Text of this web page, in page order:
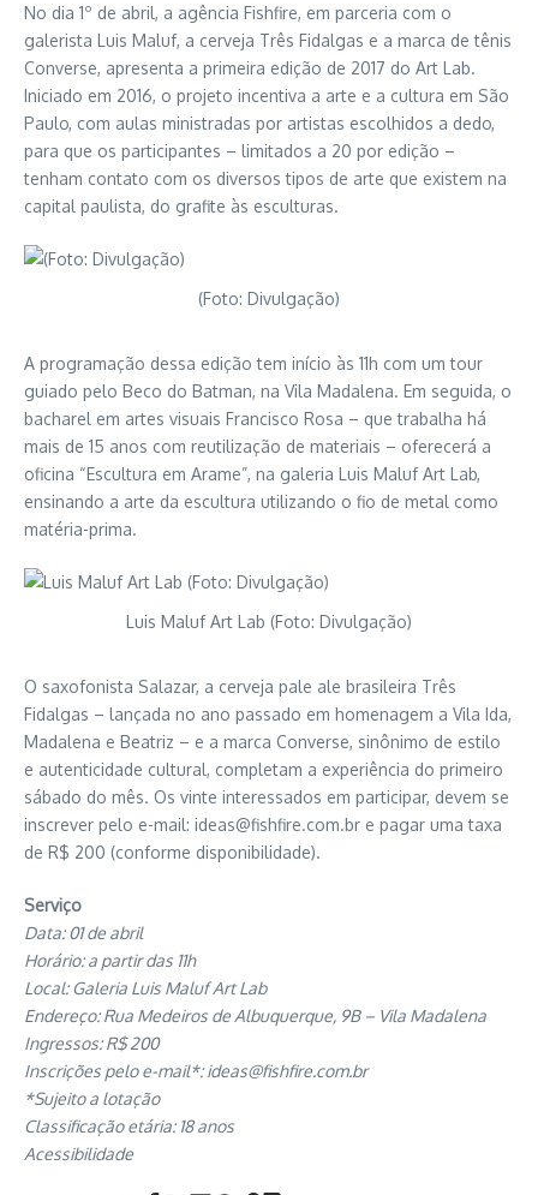
No dia 1º de abril, a agência Fishfire, em parceria com o
galerista Luis Maluf, a cerveja Três Fidalgas e a marca de tênis
Converse, apresenta a primeira edição de 2017 do Art Lab.
Iniciado em 2016, o projeto incentiva a arte e a cultura em São
Paulo, com aulas ministradas por artistas escolhidos a dedo,
para que os participantes – limitados a 20 por edição –
tenham contato com os diversos tipos de arte que existem na
capital paulista, do grafite às esculturas.
(Foto: Divulgação)
A programação dessa edição tem início às 11h com um tour
guiado pelo Beco do Batman, na Vila Madalena. Em seguida, o
bacharel em artes visuais Francisco Rosa – que trabalha há
mais de 15 anos com reutilização de materiais – oferecerá a
oficina “Escultura em Arame”, na galeria Luis Maluf Art Lab,
ensinando a arte da escultura utilizando o fio de metal como
matéria-prima.
Luis Maluf Art Lab (Foto: Divulgação)
O saxofonista Salazar, a cerveja pale ale brasileira Três
Fidalgas – lançada no ano passado em homenagem a Vila Ida,
Madalena e Beatriz – e a marca Converse, sinônimo de estilo
e autenticidade cultural, completam a experiência do primeiro
sábado do mês. Os vinte interessados em participar, devem se
inscrever pelo e-mail: ideas@fishfire.com.br e pagar uma taxa
de R$ 200 (conforme disponibilidade).
Serviço
Data: 01 de abril
Horário: a partir das 11h
Local: Galeria Luis Maluf Art Lab
Endereço: Rua Medeiros de Albuquerque, 9B – Vila Madalena
Ingressos: R$ 200
Inscrições pelo e-mail*:ideas@fishfire.com.br
*Sujeito a lotação
Classificação etária: 18 anos
Acessibilidade